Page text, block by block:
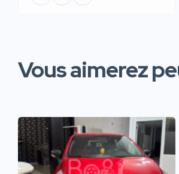
Vous aimerez